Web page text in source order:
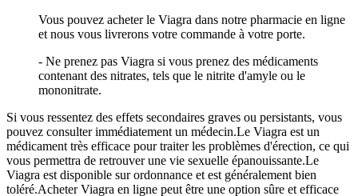
Vous pouvez acheter le Viagra dans notre pharmacie en ligne
et nous vous livrerons votre commande à votre porte.
- Ne prenez pas Viagra si vous prenez des médicaments
contenant des nitrates, tels que le nitrite d'amyle ou le
mononitrate.
Si vous ressentez des effets secondaires graves ou persistants, vous
pouvez consulter immédiatement un médecin.Le Viagra est un
médicament très efficace pour traiter les problèmes d'érection, ce qui
vous permettra de retrouver une vie sexuelle épanouissante.Le
Viagra est disponible sur ordonnance et est généralement bien
toléré.Acheter Viagra en ligne peut être une option sûre et efficace